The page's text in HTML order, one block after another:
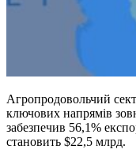
Агропродовольчий
ключових напрямів
забезпечив 56,1%
становить $22,5 млрд.